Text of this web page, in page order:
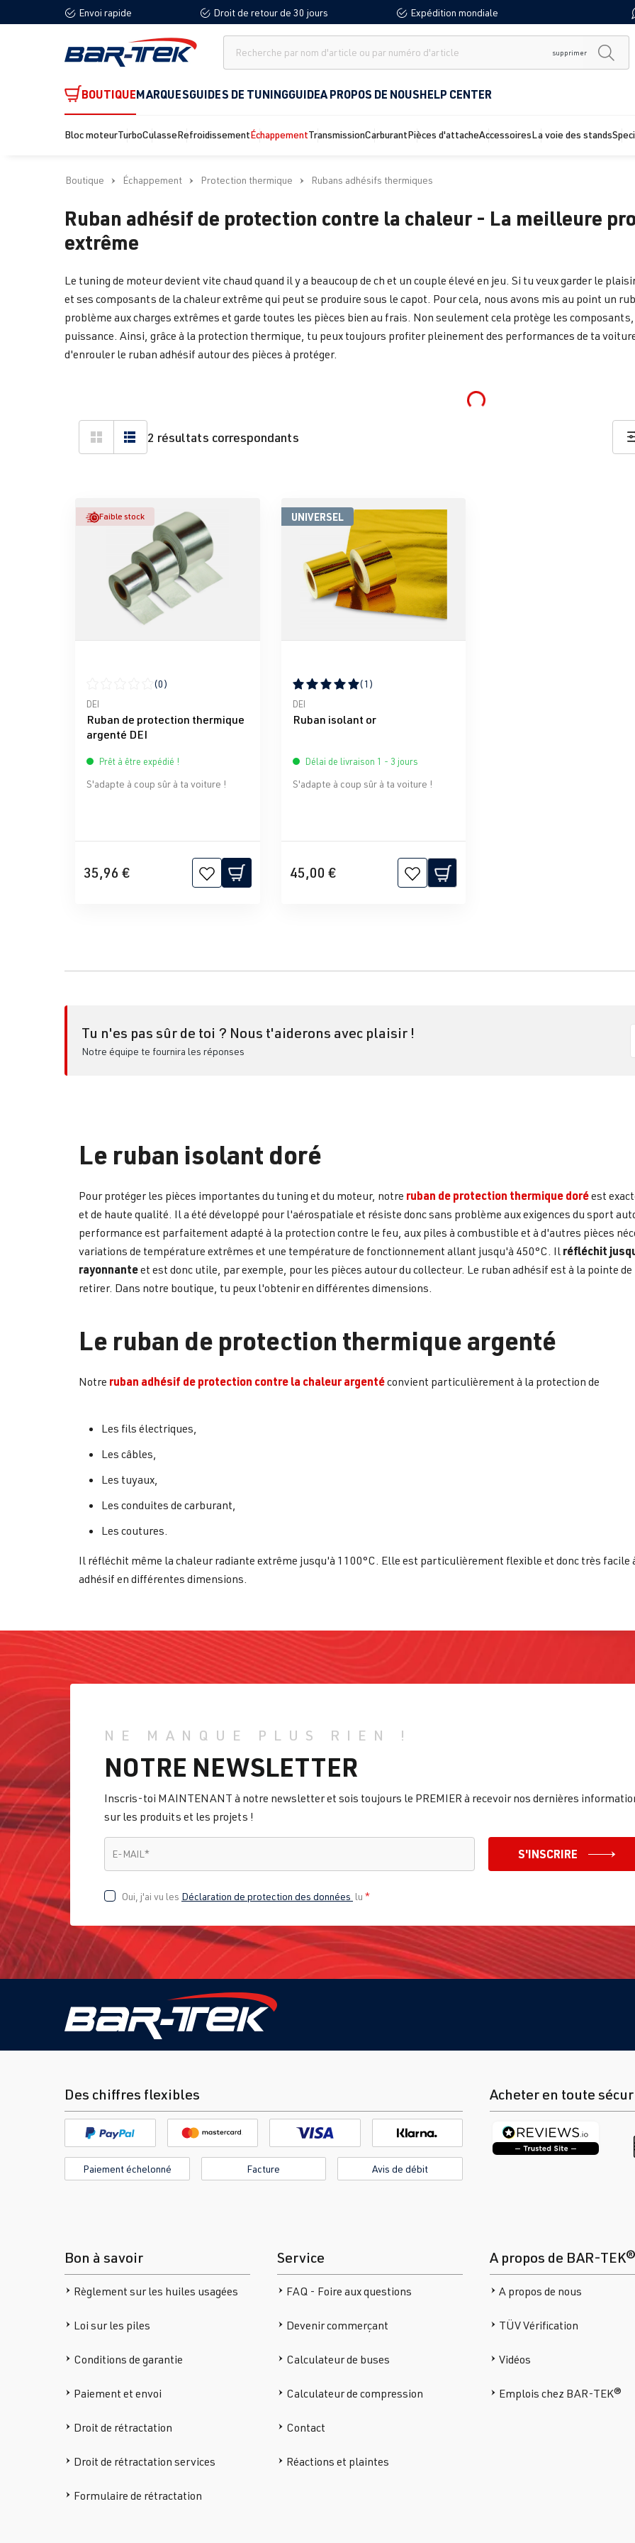
Passer à la navigation principale
Envoi rapide Droit de retour de 30 jours Expédition mondiale
supprimer
BOUTIQUEMARQUESGUIDES DE TUNINGGUIDEA PROPOS DE NOUSHELP CENTER
Bloc moteurTurboCulasseRefroidissementÉchappementTransmissionCarburantPièces d'attacheAccessoiresLa voie des stands
Boutique Échappement Protection thermique Rubans adhésifs thermiques
Ruban adhésif de protection contre la chaleur - La meilleure
extrême
Le tuning de moteur devient vite chaud quand il y a beaucoup de ch et un couple élevé en jeu. Si tu veux garder le
et ses composants de la chaleur extrême qui peut se produire sous le capot. Pour cela, nous avons mis au point un
problème aux charges extrêmes et garde toutes les pièces bien au frais. Non seulement cela protège les
puissance. Ainsi, grâce à la protection thermique, tu peux toujours profiter pleinement des performances de ta
d'enrouler le ruban adhésif autour des pièces à protéger.
Loading...
2 résultats correspondants
Faible stock
Note moyenne de 0 sur 5 étoiles
(0)
DEI
Ruban de protection thermique
argenté DEI
Prêt à être expédié !
S'adapte à coup sûr à ta voiture !
35,96 €
UNIVERSEL
Note moyenne de 5 sur 5 étoiles
(1)
DEI
Ruban isolant or
Délai de livraison 1 - 3 jours
S'adapte à coup sûr à ta voiture !
45,00 €
Tu n'es pas sûr de toi ? Nous t'aiderons avec plaisir !
Notre équipe te fournira les réponses
Le ruban isolant doré
Pour protéger les pièces importantes du tuning et du moteur, notre ruban de protection thermique doréest
et de haute qualité. Il a été développé pour l'aérospatiale et résiste donc sans problème aux exigences du sport
performance est parfaitement adapté à la protection contre le feu, aux piles à combustible et à d'autres pièces
variations de température extrêmes et une température de fonctionnement allant jusqu'à 450°C. Il réfléchit
rayonnanteet est donc utile, par exemple, pour les pièces autour du collecteur. Le ruban adhésif est à la pointe
retirer. Dans notre boutique, tu peux l'obtenir en différentes dimensions.
Le ruban de protection thermique argenté
Notre ruban adhésif de protection contre la chaleur argentéconvient particulièrement à la protection de
Les fils électriques,
Les câbles,
Les tuyaux,
Les conduites de carburant,
Les coutures.
Il réfléchit même la chaleur radiante extrême jusqu'à 1100°C. Elle est particulièrement flexible et donc très
adhésif en différentes dimensions.
NE MANQUE PLUS RIEN !
NOTRE NEWSLETTER
Inscris-toi MAINTENANT à notre newsletter et sois toujours le PREMIER à recevoir nos dernières
sur les produits et les projets !
E-MAIL * S'INSCRIRE
Oui, j'ai vu les Déclaration de protection des données lu *
Des chiffres flexibles
Paiement échelonné Facture Avis de débit
Acheter en toute
Bon à savoir
Règlement sur les huiles usagées
Loi sur les piles
Conditions de garantie
Paiement et envoi
Droit de rétractation
Droit de rétractation services
Formulaire de rétractation
Service
FAQ - Foire aux questions
Devenir commerçant
Calculateur de buses
Calculateur de compression
Contact
Réactions et plaintes
A propos de BAR-TEK®
A propos de nous
TÜV Vérification
Vidéos
Emplois chez BAR-TEK®